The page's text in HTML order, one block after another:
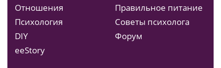
Отношения
Психология
DIY
ееStory
Правильное питание
Советы психолога
Форум